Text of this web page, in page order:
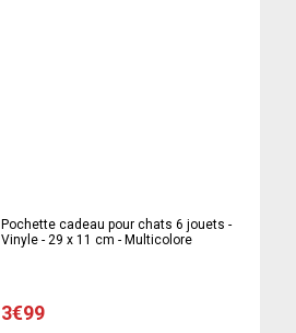
Pochette cadeau pour chats 6 jouets -
Vinyle - 29 x 11 cm - Multicolore
3€99